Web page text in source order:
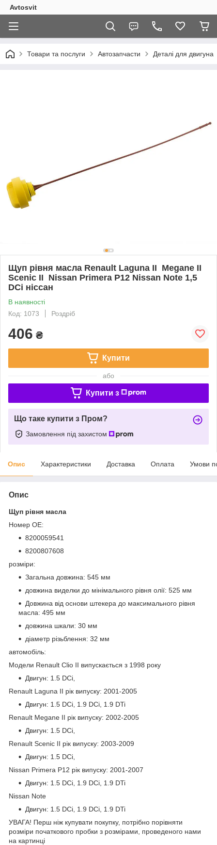
Avtosvit
Товари та послуги Автозапчасти Деталі для двигуна
Щуп рівня масла Renault Laguna II Megane II
Scenic II Nissan Primera P12 Nissan Note 1,5
DCi ніссан
В наявності
Код: 1073
Роздріб
406 ₴
Купити
або
Купити з
Що таке купити з Пром?
Замовлення під захистом
Опис Характеристики Доставка Оплата Умови
Опис
Щуп рівня масла
Номер OE:
8200059541
8200807608
розміри:
Загальна довжина: 545 мм
довжина виделки до мінімального рівня олії: 525 мм
Довжина від основи штекера до максимального рівня
масла: 495 мм
довжина шкали: 30 мм
діаметр різьблення: 32 мм
автомобіль:
Модели Renault Clio II випускається з 1998 року
Двигун: 1.5 DCi,
Renault Laguna II рік випуску: 2001-2005
Двигун: 1.5 DCi, 1.9 DCi, 1.9 DTi
Renault Megane II рік випуску: 2002-2005
Двигун: 1.5 DCi,
Renault Scenic II рік випуску: 2003-2009
Двигун: 1.5 DCi,
Nissan Primera P12 рік випуску: 2001-2007
Двигун: 1.5 DCi, 1.9 DCi, 1.9 DTi
Nissan Note
Двигун: 1.5 DCi, 1.9 DCi, 1.9 DTi
УВАГА! Перш ніж купувати покупку, потрібно порівняти
розміри початкового пробки з розмірами, проведеного нами
на картинці